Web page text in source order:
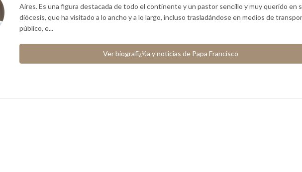
Aires. Es una figura destacada de todo el continente y un pastor sencillo y muy querido en
diócesis, que ha visitado a lo ancho y a lo largo, incluso trasladándose en medios de
público, e...
Ver biografï¿½a y noticias de Papa Francisco